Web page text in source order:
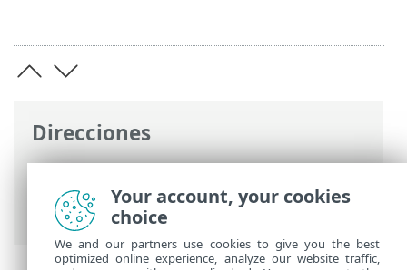
Direcciones
Ayuda en línea de ESET>ESET HOME>
Trabajar con ESET HOME>Dispositivos>
Asignar dispositivo a miembro
Your account, your cookies
choice
We and our partners use cookies to give you the best
optimized online experience, analyze our website traffic,